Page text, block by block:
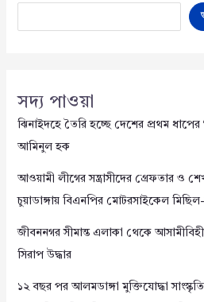
সদ্য পাওয়া
ঝিনাইদহে তৈরি হচ্ছে দেশের প্রথম ধাপের
আমিনুল হক
আওয়ামী লীগের সন্ত্রাসীদের গ্রেফতার ও
চুয়াডাঙ্গায় বিএনপির মোটরসাইকেল
জীবননগর সীমান্ত এলাকা থেকে
সিরাপ উদ্ধার
১২ বছর পর আলমডাঙ্গা মুক্তিযোদ্ধা